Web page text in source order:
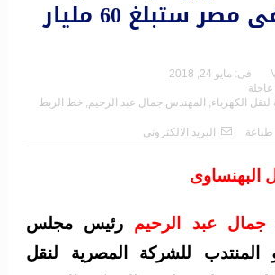
الكهرباء فى مصر ستبلغ 60 مليار
فى: مايو 24, 2018
عاجلة
الكهرباء, المهندس جمال عبد الرحيم, خط الربط
طباعة البريد الالكترونى
البهنساوى
جمال عبد الرحيم رئيس مجلس
المنتدب للشركة المصرية لنقل